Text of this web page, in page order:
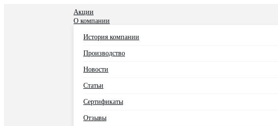
Акции
О компании
История компании
Производство
Новости
Статьи
Сертификаты
Отзывы